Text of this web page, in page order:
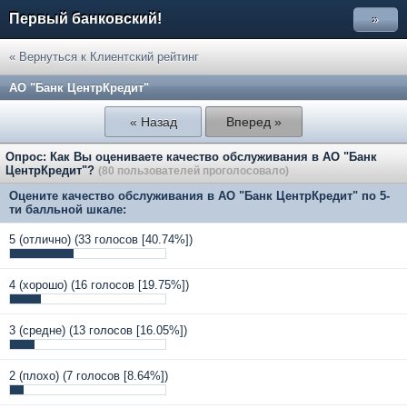
Первый банковский! »
« Вернуться к Клиентский рейтинг
АО "Банк ЦентрКредит"
« Назад Вперед »
Опрос: Как Вы оцениваете качество обслуживания в АО "Банк
ЦентрКредит"? (80 пользователей проголосовало)
Оцените качество обслуживания в АО "Банк ЦентрКредит" по 5-
ти балльной шкале:
5 (отлично) (33 голосов [40.74%])
4 (хорошо) (16 голосов [19.75%])
3 (средне) (13 голосов [16.05%])
2 (плохо) (7 голосов [8.64%])